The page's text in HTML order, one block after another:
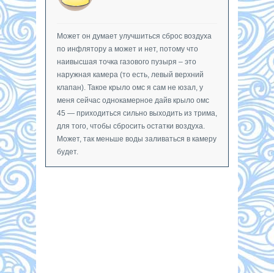
Может он думает улучшиться сброс воздуха
по инфлятору а может и нет, потому что
наивысшая точка газового пузыря – это
наружная камера (то есть, левый верхний
клапан). Такое крыло омс я сам не юзал, у
меня сейчас однокамерное дайв крыло омс
45 — приходиться сильно выходить из трима,
для того, чтобы сбросить остатки воздуха.
Может, так меньше воды заливаться в камеру
будет.